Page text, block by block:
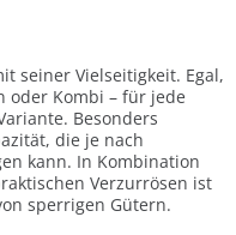
seiner Vielseitigkeit. Egal,
oder Kombi – für jede
Besonders
die je nach
kann. In Kombination
Verzurrösen ist
sperrigen Gütern.